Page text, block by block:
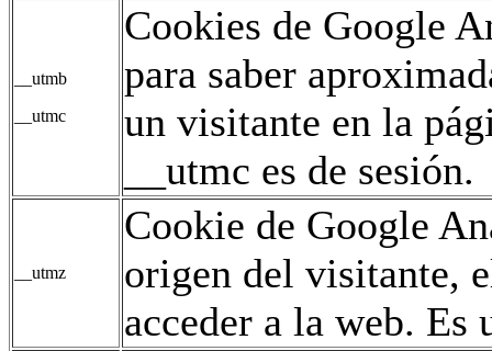
__utmb
__utmc
Cookies de Google
para saber
un visitante en la
__utmc es de sesión.
__utmz
Cookie de Google
origen del visitante,
acceder a la web. Es